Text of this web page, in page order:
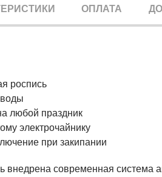
ОПЛАТА
роспись
любой праздник
электрочайнику
при закипании
внедрена современная система